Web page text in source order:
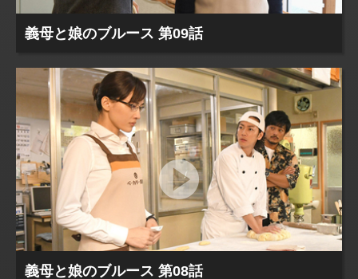
義母と娘のブルース 第09話
義母と娘のブルース 第08話